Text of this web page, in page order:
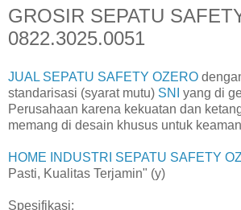
GROSIR SEPATU
0822.3025.0051
JUAL SEPATU SAFETY OZERO
standarisasi (syarat mutu) SNI
yang di
Perusahaan karena kekuatan dan
memang di desain khusus untuk
HOME INDUSTRI SEPATU SAFETY
Pasti, Kualitas Terjamin" (y)
Spesifikasi: